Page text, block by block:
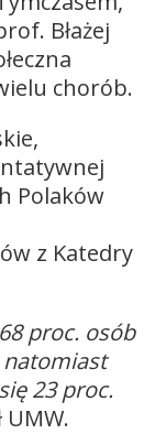
Błażej
chorób.
Polaków
z Katedry
proc. osób
natomiast
23 proc.